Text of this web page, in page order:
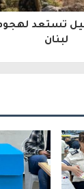
تستعد
لبنان